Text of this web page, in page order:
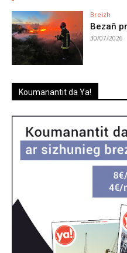
Breizh
Bezañ
30/07/2026
Koumanantit da Ya!